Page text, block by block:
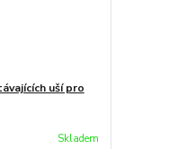
uší pro
Skladem